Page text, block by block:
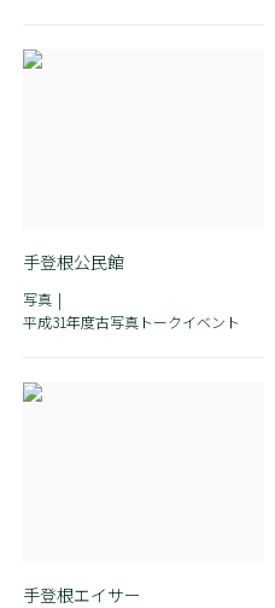
手登根公民館
写真
平成31年度古写真トークイベント
手登根エイサー